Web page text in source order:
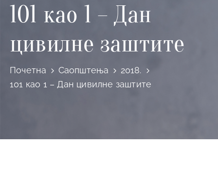
Општинска
управа
Актуелности
Горњи
101 као 1 – Дан
цивилне заштите
Почетна Саопштења
2018.
101 као 1 – Дан цивилне заштите